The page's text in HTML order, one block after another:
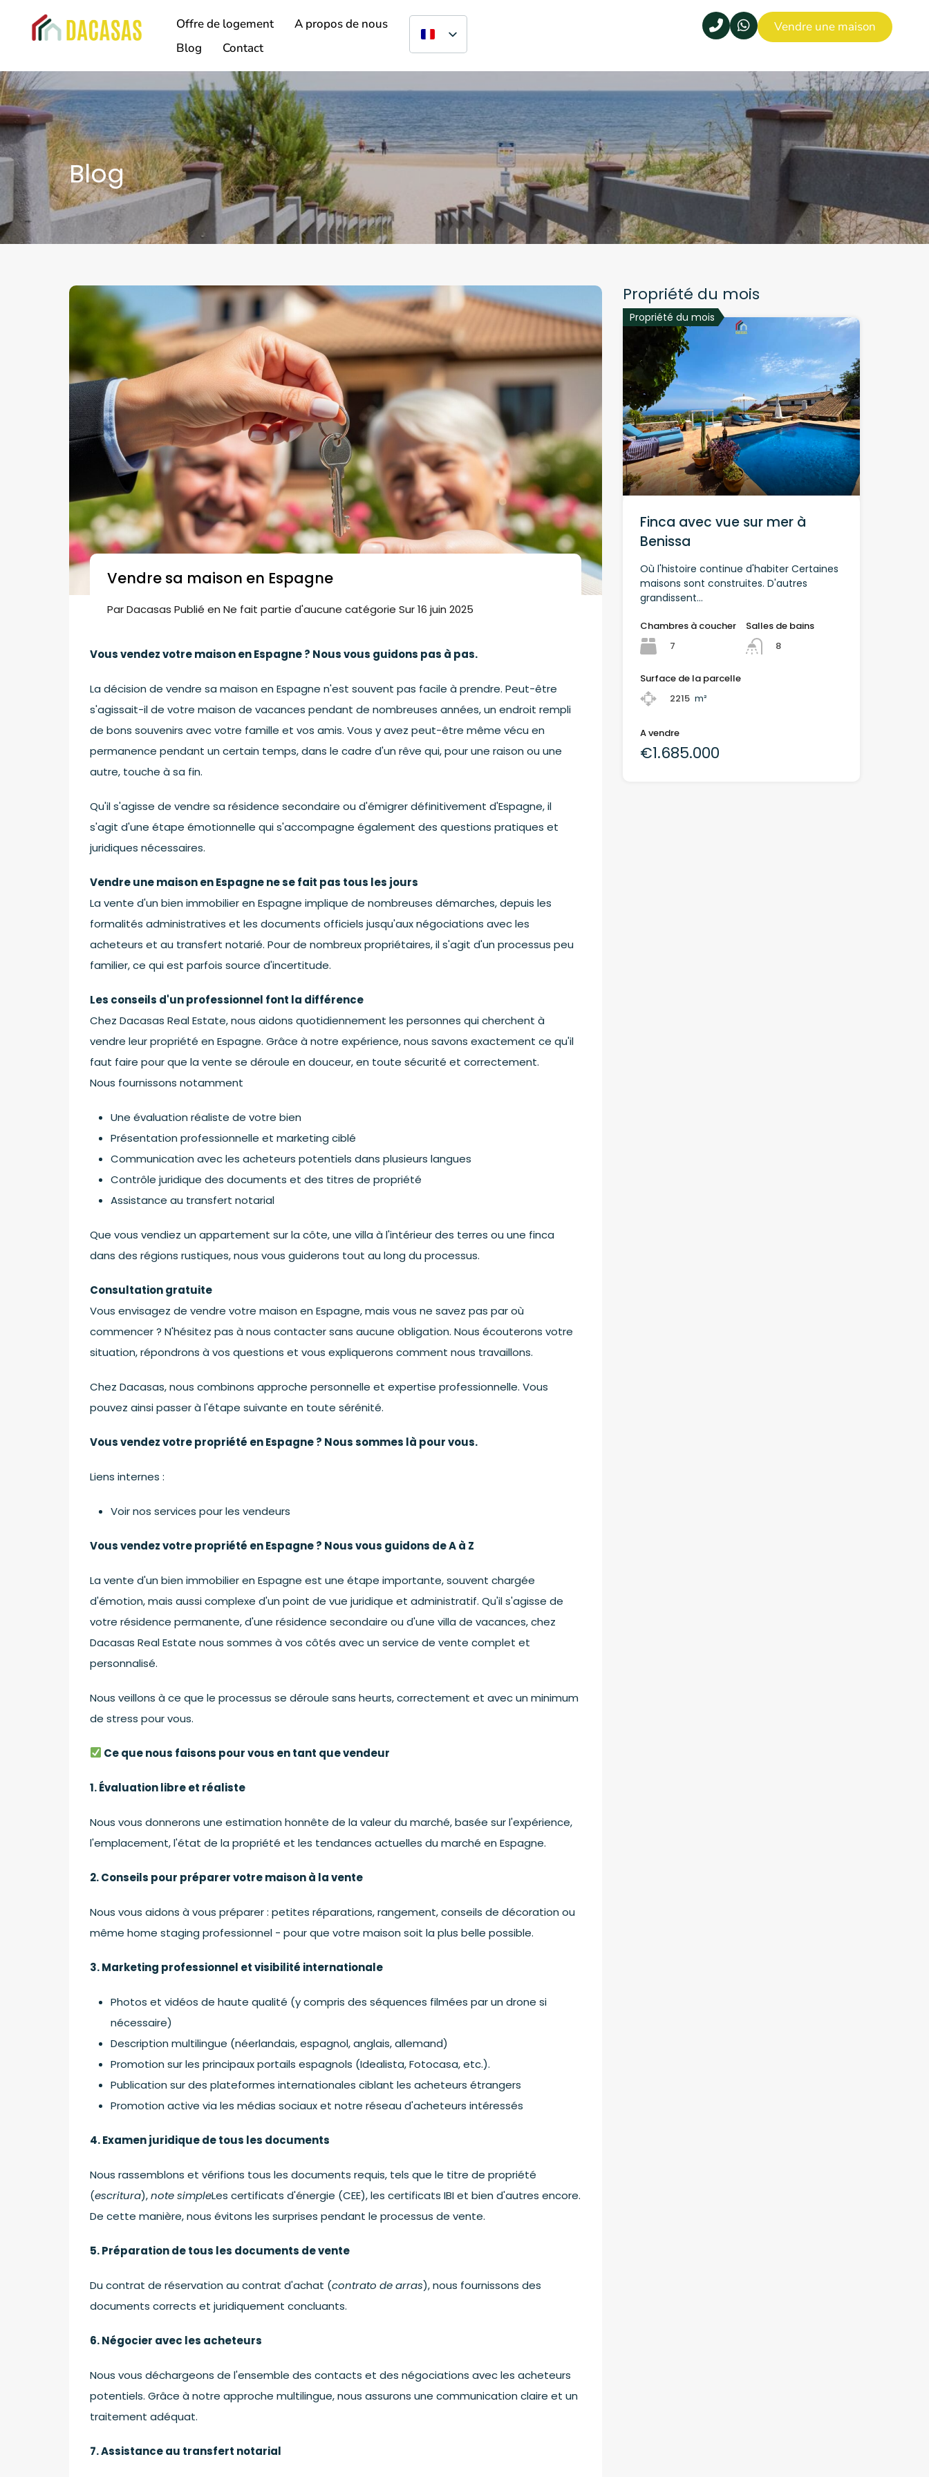
Offre de logement
A propos de nous
Blog
Contact
Vendre une maison
Blog
Vendre sa maison en Espagne
ParDacasas Publié en Ne fait partie d'aucune catégorie Sur16 juin 2025
Vous vendez votre maison en Espagne ? Nous vous guidons pas à pas.
La décision de vendre sa maison en Espagne n'est souvent pas facile à prendre. Peut-être
s'agissait-il de votre maison de vacances pendant de nombreuses années, un endroit rempli
de bons souvenirs avec votre famille et vos amis. Vous y avez peut-être même vécu en
permanence pendant un certain temps, dans le cadre d'un rêve qui, pour une raison ou une
autre, touche à sa fin.
Qu'il s'agisse de vendre sa résidence secondaire ou d'émigrer définitivement d'Espagne, il
s'agit d'une étape émotionnelle qui s'accompagne également des questions pratiques et
juridiques nécessaires.
Vendre une maison en Espagne ne se fait pas tous les jours
La vente d'un bien immobilier en Espagne implique de nombreuses démarches, depuis les
formalités administratives et les documents officiels jusqu'aux négociations avec les
acheteurs et au transfert notarié. Pour de nombreux propriétaires, il s'agit d'un processus peu
familier, ce qui est parfois source d'incertitude.
Les conseils d'un professionnel font la différence
Chez Dacasas Real Estate, nous aidons quotidiennement les personnes qui cherchent à
vendre leur propriété en Espagne. Grâce à notre expérience, nous savons exactement ce qu'il
faut faire pour que la vente se déroule en douceur, en toute sécurité et correctement.
Nous fournissons notamment
Une évaluation réaliste de votre bien
Présentation professionnelle et marketing ciblé
Communication avec les acheteurs potentiels dans plusieurs langues
Contrôle juridique des documents et des titres de propriété
Assistance au transfert notarial
Que vous vendiez un appartement sur la côte, une villa à l'intérieur des terres ou une finca
dans des régions rustiques, nous vous guiderons tout au long du processus.
Consultation gratuite
Vous envisagez de vendre votre maison en Espagne, mais vous ne savez pas par où
commencer ? N'hésitez pas à nous contacter sans aucune obligation. Nous écouterons votre
situation, répondrons à vos questions et vous expliquerons comment nous travaillons.
Chez Dacasas, nous combinons approche personnelle et expertise professionnelle. Vous
pouvez ainsi passer à l'étape suivante en toute sérénité.
Vous vendez votre propriété en Espagne ? Nous sommes là pour vous.
Liens internes :
Voir nos services pour les vendeurs
Vous vendez votre propriété en Espagne ? Nous vous guidons de A à Z
La vente d'un bien immobilier en Espagne est une étape importante, souvent chargée
d'émotion, mais aussi complexe d'un point de vue juridique et administratif. Qu'il s'agisse de
votre résidence permanente, d'une résidence secondaire ou d'une villa de vacances, chez
Dacasas Real Estate nous sommes à vos côtés avec un service de vente complet et
personnalisé.
Nous veillons à ce que le processus se déroule sans heurts, correctement et avec un minimum
de stress pour vous.
Ce que nous faisons pour vous en tant que vendeur
1. Évaluation libre et réaliste
Nous vous donnerons une estimation honnête de la valeur du marché, basée sur l'expérience,
l'emplacement, l'état de la propriété et les tendances actuelles du marché en Espagne.
2. Conseils pour préparer votre maison à la vente
Nous vous aidons à vous préparer : petites réparations, rangement, conseils de décoration ou
même home staging professionnel - pour que votre maison soit la plus belle possible.
3. Marketing professionnel et visibilité internationale
Photos et vidéos de haute qualité (y compris des séquences filmées par un drone si
nécessaire)
Description multilingue (néerlandais, espagnol, anglais, allemand)
Promotion sur les principaux portails espagnols (Idealista, Fotocasa, etc.).
Publication sur des plateformes internationales ciblant les acheteurs étrangers
Promotion active via les médias sociaux et notre réseau d'acheteurs intéressés
4. Examen juridique de tous les documents
Nous rassemblons et vérifions tous les documents requis, tels que le titre de propriété
(escritura),note simpleLes certificats d'énergie (CEE), les certificats IBI et bien d'autres encore.
De cette manière, nous évitons les surprises pendant le processus de vente.
5. Préparation de tous les documents de vente
Du contrat de réservation au contrat d'achat (contrato de arras), nous fournissons des
documents corrects et juridiquement concluants.
6. Négocier avec les acheteurs
Nous vous déchargeons de l'ensemble des contacts et des négociations avec les acheteurs
potentiels. Grâce à notre approche multilingue, nous assurons une communication claire et un
traitement adéquat.
7. Assistance au transfert notarial
Propriété du mois
Propriété du mois
Finca avec vue sur mer à
Benissa
Où l'histoire continue d'habiter Certaines
maisons sont construites. D'autres
grandissent…
Chambres à coucher
7
Salles de bains
8
Surface de la parcelle
2215 m²
A vendre
€1.685.000